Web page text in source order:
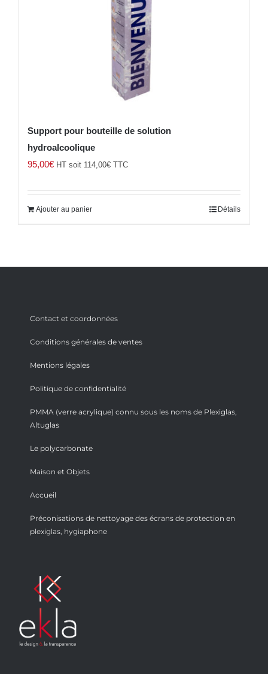
Support pour bouteille de solution
hydroalcoolique
95,00€ HT soit 114,00€ TTC
Ajouter au panier Détails
Contact et coordonnées
Conditions générales de ventes
Mentions légales
Politique de confidentialité
PMMA (verre acrylique) connu sous les noms de Plexiglas,
Altuglas
Le polycarbonate
Maison et Objets
Accueil
Préconisations de nettoyage des écrans de protection en
plexiglas, hygiaphone